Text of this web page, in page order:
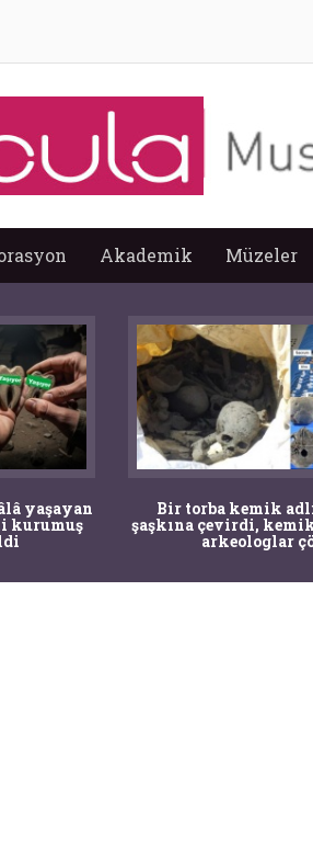
Akademik Müzeler
yaşayan
kurumuş
Bir torba kemik
şaşkına çevirdi,
arkeologlar